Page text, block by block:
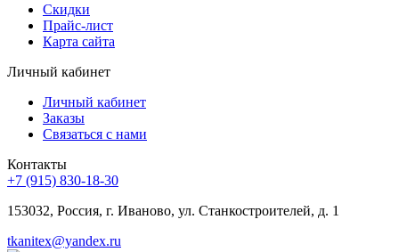
Скидки
Прайс-лист
Карта сайта
Личный кабинет
Личный кабинет
Заказы
Связаться с нами
Контакты
+7 (915) 830-18-30
153032, Россия, г. Иваново, ул. Станкостроителей, д. 1
tkanitex@yandex.ru